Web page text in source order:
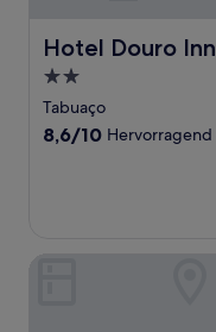
Hotel Douro Inn
Hotel Douro Inn
2.0-
Sterne-
Unterkunft
Tabuaço
8.6
8,6/10 Hervorragend